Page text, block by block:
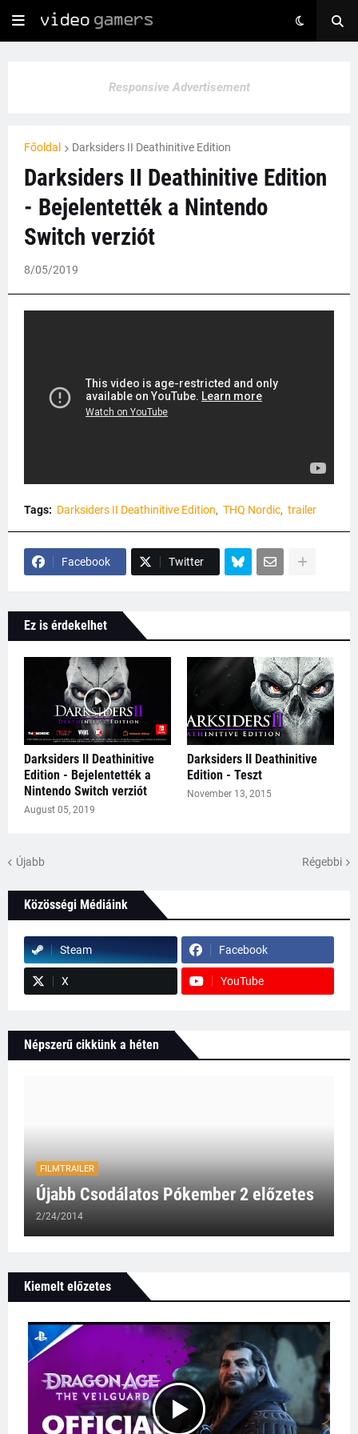
Responsive Advertisement
Főoldal Darksiders II Deathinitive Edition
Darksiders II Deathinitive Edition
- Bejelentették a Nintendo
Switch verziót
8/05/2019
Tags: Darksiders II Deathinitive Edition THQ Nordic trailer
Facebook Twitter
Ez is érdekelhet
Darksiders II Deathinitive
Edition - Bejelentették a
Nintendo Switch verziót
August 05, 2019
Darksiders II Deathinitive
Edition - Teszt
November 13, 2015
Újabb Régebbi
Közösségi Médiáink
Steam Facebook
X YouTube
Népszerű cikkünk a héten
FILMTRAILER
Újabb Csodálatos Pókember 2 előzetes
2/24/2014
Kiemelt előzetes